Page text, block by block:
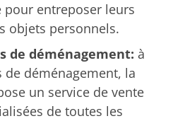
pour entreposer leurs
objets personnels.
de déménagement: à
de déménagement, la
un service de vente
de toutes les